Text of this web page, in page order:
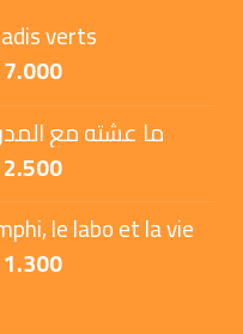
verts
7.000
ما عشته مع
2.500
le labo et la vie
1.300